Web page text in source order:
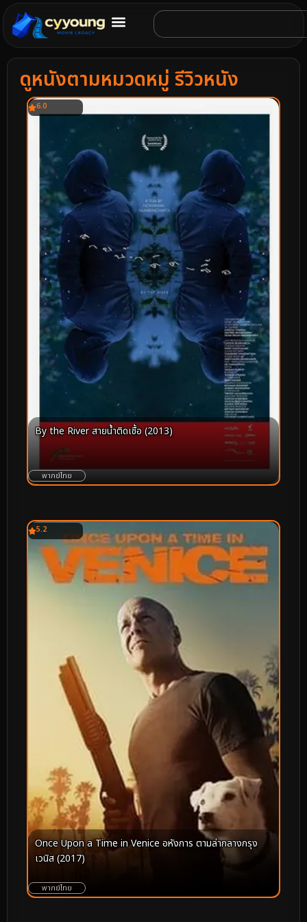
ดูหนังตามหมวดหมู่ รีวิวหนัง
6.0
By the River สายน้ำติดเชื้อ (2013)
พากย์ไทย
5.2
Once Upon a Time in Venice อหังการ ตามล่ากลางกรุง
เวนิส (2017)
พากย์ไทย